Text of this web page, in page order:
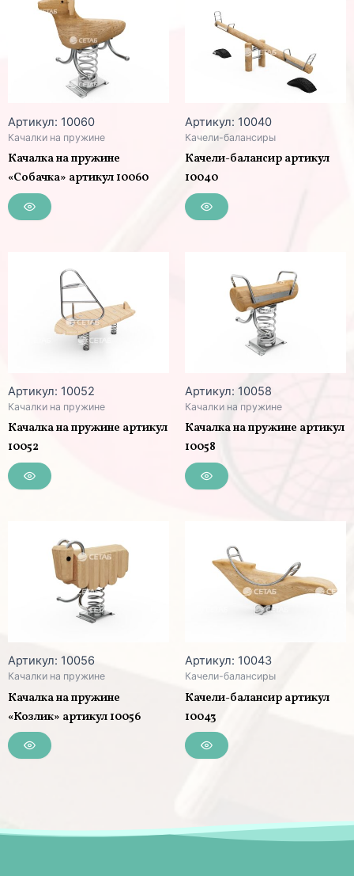
Артикул: 10060
Качалки на пружине
Качалка на пружине
«Собачка» артикул 10060
Артикул: 10040
Качели-балансиры
Качели-балансир артикул
10040
Артикул: 10052
Качалки на пружине
Качалка на пружине артикул
10052
Артикул: 10058
Качалки на пружине
Качалка на пружине артикул
10058
Артикул: 10056
Качалки на пружине
Качалка на пружине
«Козлик» артикул 10056
Артикул: 10043
Качели-балансиры
Качели-балансир артикул
10043